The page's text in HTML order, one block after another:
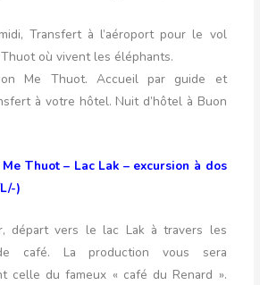
Transfert à l’aéroport pour le vol
où vivent les éléphants.
Me Thuot. Accueil par guide et
à votre hôtel. Nuit d’hôtel à Buon
Me Thuot – Lac Lak – excursion à dos
)
départ vers le lac Lak à travers les
café. La production vous sera
celle du fameux « café du Renard ».